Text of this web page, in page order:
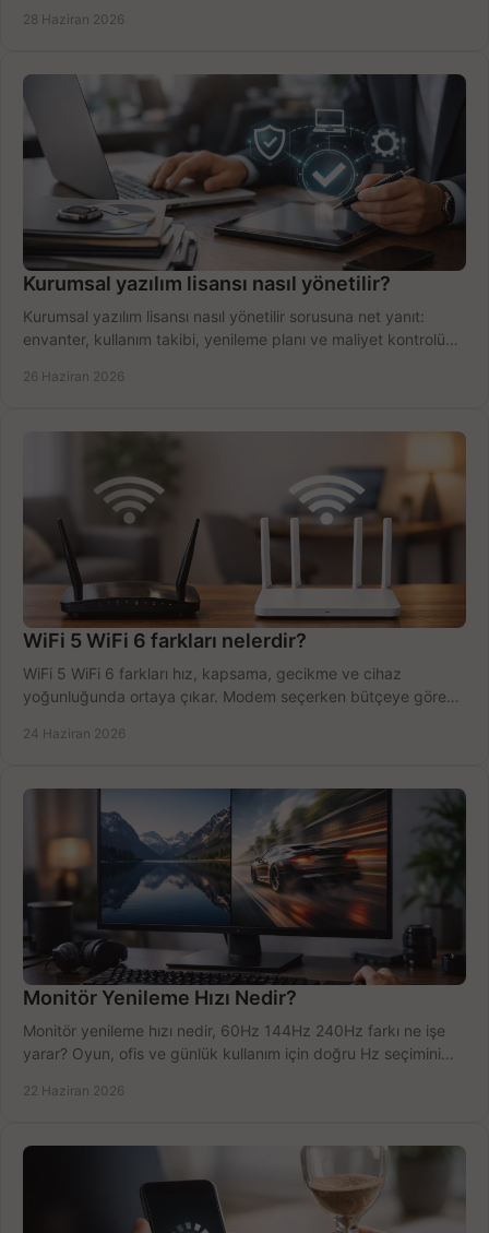
28 Haziran 2026
Kurumsal yazılım lisansı nasıl yönetilir?
Kurumsal yazılım lisansı nasıl yönetilir sorusuna net yanıt:
envanter, kullanım takibi, yenileme planı ve maliyet kontrolü
26 Haziran 2026
WiFi 5 WiFi 6 farkları nelerdir?
WiFi 5 WiFi 6 farkları hız, kapsama, gecikme ve cihaz
yoğunluğunda ortaya çıkar. Modem seçerken bütçeye göre
24 Haziran 2026
Monitör Yenileme Hızı Nedir?
Monitör yenileme hızı nedir, 60Hz 144Hz 240Hz farkı ne işe
yarar? Oyun, ofis ve günlük kullanım için doğru Hz seçimini
22 Haziran 2026